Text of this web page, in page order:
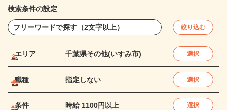
検索条件の設定
絞り込む
エリア 千葉県その他(いすみ市) 選択
職種 指定しない 選択
条件 時給 1100円以上 選択